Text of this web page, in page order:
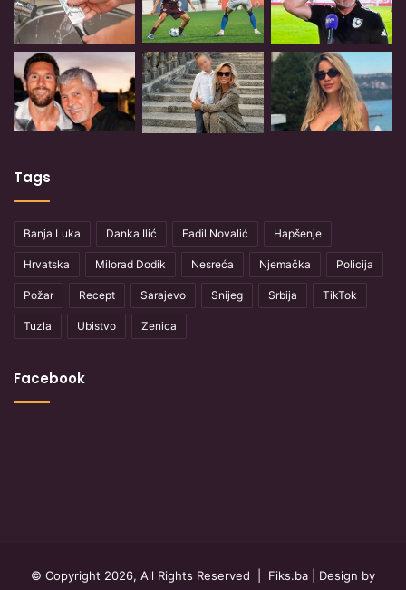
Tags
Banja Luka Danka Ilić Fadil Novalić Hapšenje
Hrvatska Milorad Dodik Nesreća Njemačka Policija
Požar Recept Sarajevo Snijeg Srbija TikTok
Tuzla Ubistvo Zenica
Facebook
© Copyright 2026, All Rights Reserved | Fiks.ba | Design by